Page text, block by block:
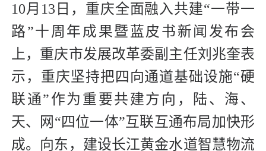
10月13日，重庆全面融入共建“一带一
路”十周年成果暨蓝皮书新闻发布会
上，重庆市发展改革委副主任刘兆奎表
示，重庆坚持把四向通道基础设施“硬
联通”作为重要共建方向，陆、海、
天、网“四位一体”互联互通布局加快形
成。向东，建设长江黄金水道智慧物流